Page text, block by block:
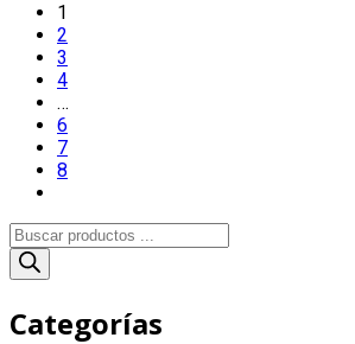
1
2
3
4
…
6
7
8
Búsqueda
de
productos
Categorías